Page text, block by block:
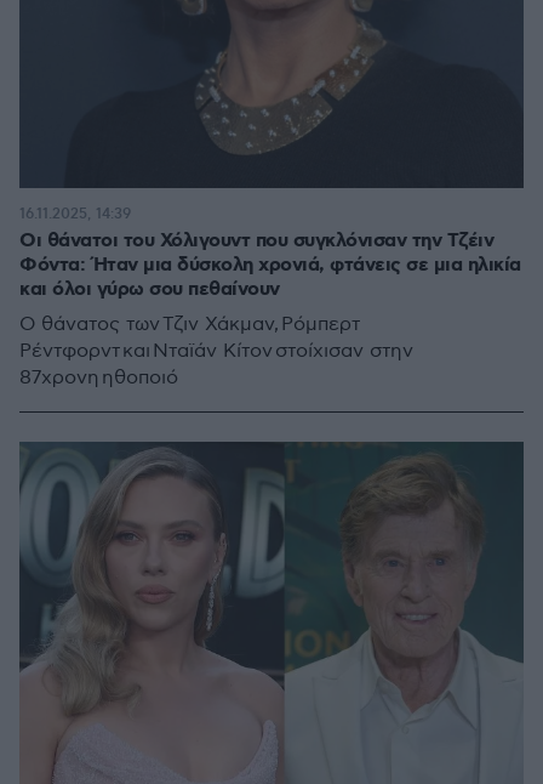
Οι θάνατοι του Χόλιγουντ που συγκλόνισαν την Τζέιν
Φόντα: Ήταν μια δύσκολη χρονιά, φτάνεις σε μια ηλικία
και όλοι γύρω σου πεθαίνουν
Ο θάνατος των Τζιν Χάκμαν, Ρόμπερτ
Ρέντφορντ και Νταϊάν Κίτον στοίχισαν στην
87χρονη ηθοποιό
16.11.2025, 14:39